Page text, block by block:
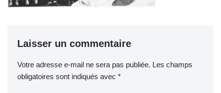
Laisser un commentaire
Votre adresse e-mail ne sera pas publiée. Les champs
obligatoires sont indiqués avec *